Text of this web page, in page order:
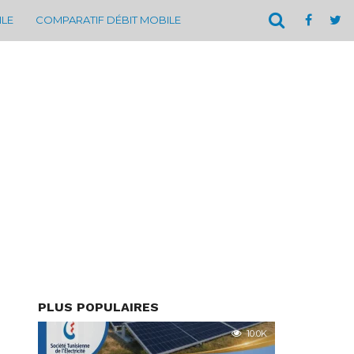
COMPARATIF DÉBIT MOBILE
PLUS POPULAIRES
10.0K